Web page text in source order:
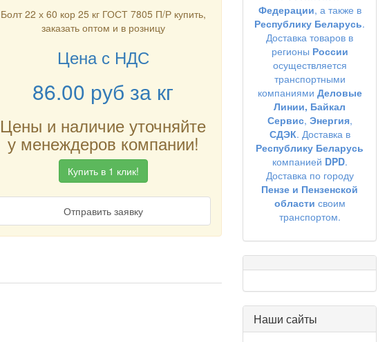
Болт 22 х 60 кор 25 кг ГОСТ 7805 П/Р купить,
заказать оптом и в розницу
Цена с НДС
86.00 руб за кг
Цены и наличие уточняйте
у менеждеров компании!
Купить в 1 клик!
Отправить заявку
Федерации, а также в
Республику Беларусь.
Доставка товаров в
регионы России
осуществляется
транспортными
компаниями Деловые
Линии, Байкал
Сервис, Энергия,
СДЭК. Доставка в
Республику Беларусь
компанией DPD.
Доставка по городу
Пензе и Пензенской
области своим
транспортом.
Наши сайты